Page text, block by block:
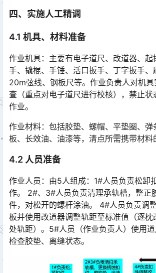
四、实施人工精调
4.1 机具、材料准备
作业机具：主要有电子道尺、改道器、起
手、撬棍、手锤、活口扳手、丁字扳手、
20m弦线、钢板尺等。作业负责人对机
查（重点对电子道尺进行校核），禁止状
作业。󠅅󠅃󠄵󠅂󠄪󠇖󠆨󠆨󠇕󠆞󠆒󠅬󠇘󠆭󠆘󠇙󠆝󠅵󠇗󠆭󠆁󠄐󠇗󠅹󠅸󠇖󠆍󠅳󠇖󠅹󠅰󠇖󠆌󠅹
作业材料：包括胶垫、螺帽、平垫圈、弹
板、长效油、油漆等，清点所需携带材料
4.2 人员准备
作业人员：由5人组成：1#人员负责松卸
作。 2#、3#人员负责清理承轨槽，整正
件，对松开的螺杆涂油。 4#人员负责调
板并使用改道器调整轨距至标准值（逐枕
处轨距）。5#人员（作业负责人）使用
检查胶垫、离缝状态。󠅅󠅃󠄵󠅂󠄪󠇖󠆨󠆨󠇕󠆞󠆒󠅬󠇘󠆭󠆘󠇙󠆝󠅵󠇗󠆭󠆁󠄐󠇗󠅹󠅸󠇖󠆍󠅳󠇖󠅹󠅰󠇖󠆌󠅹